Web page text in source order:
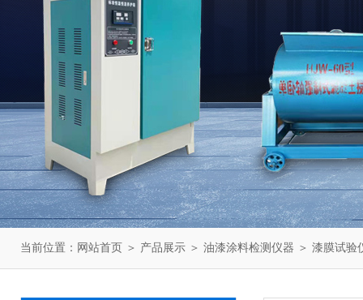
当前位置： 网站首页 ＞ 产品展示 ＞ 油漆涂料检测仪器 ＞ 漆膜试验